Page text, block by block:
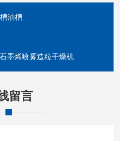
油槽
墨烯喷雾造粒干燥机
留言